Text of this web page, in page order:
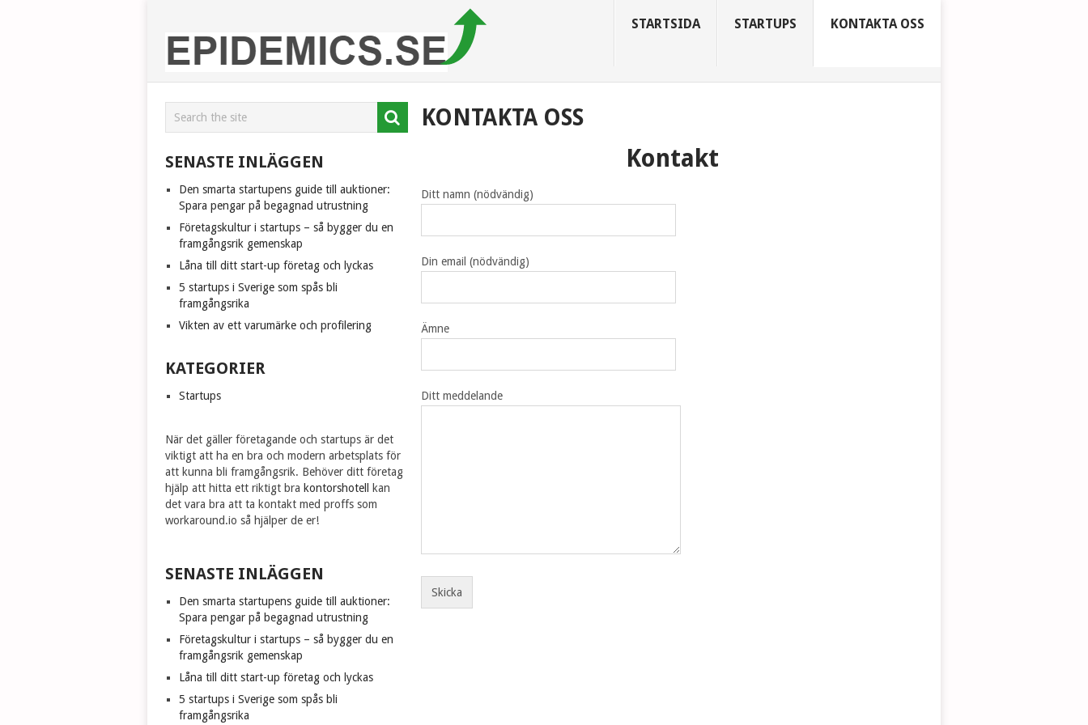
STARTSIDA STARTUPS KONTAKTA OSS
KONTAKTA OSS
Kontakt
Ditt namn (nödvändig)
Din email (nödvändig)
Ämne
Ditt meddelande
SENASTE INLÄGGEN
Den smarta startupens guide till auktioner:
Spara pengar på begagnad utrustning
Företagskultur i startups – så bygger du en
framgångsrik gemenskap
Låna till ditt start-up företag och lyckas
5 startups i Sverige som spås bli
framgångsrika
Vikten av ett varumärke och profilering
KATEGORIER
Startups
När det gäller företagande och startups är det
viktigt att ha en bra och modern arbetsplats för
att kunna bli framgångsrik. Behöver ditt företag
hjälp att hitta ett riktigt bra kontorshotell
kan
det vara bra att ta kontakt med proffs som
workaround.io så hjälper de er!
SENASTE INLÄGGEN
Den smarta startupens guide till auktioner:
Spara pengar på begagnad utrustning
Företagskultur i startups – så bygger du en
framgångsrik gemenskap
Låna till ditt start-up företag och lyckas
5 startups i Sverige som spås bli
framgångsrika